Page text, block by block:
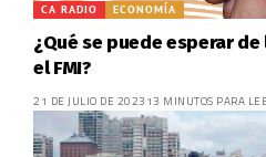
CA RADIO ECONOMÍA
¿Qué se puede esperar
el FMI?
21 DE JULIO DE 2023 13 MINUTOS PARA